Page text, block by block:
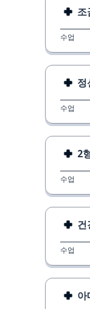
조
수업
정
수업
2
수업
건
수업
아